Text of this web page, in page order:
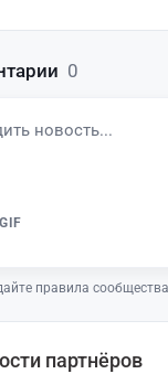
0
GIF
правила